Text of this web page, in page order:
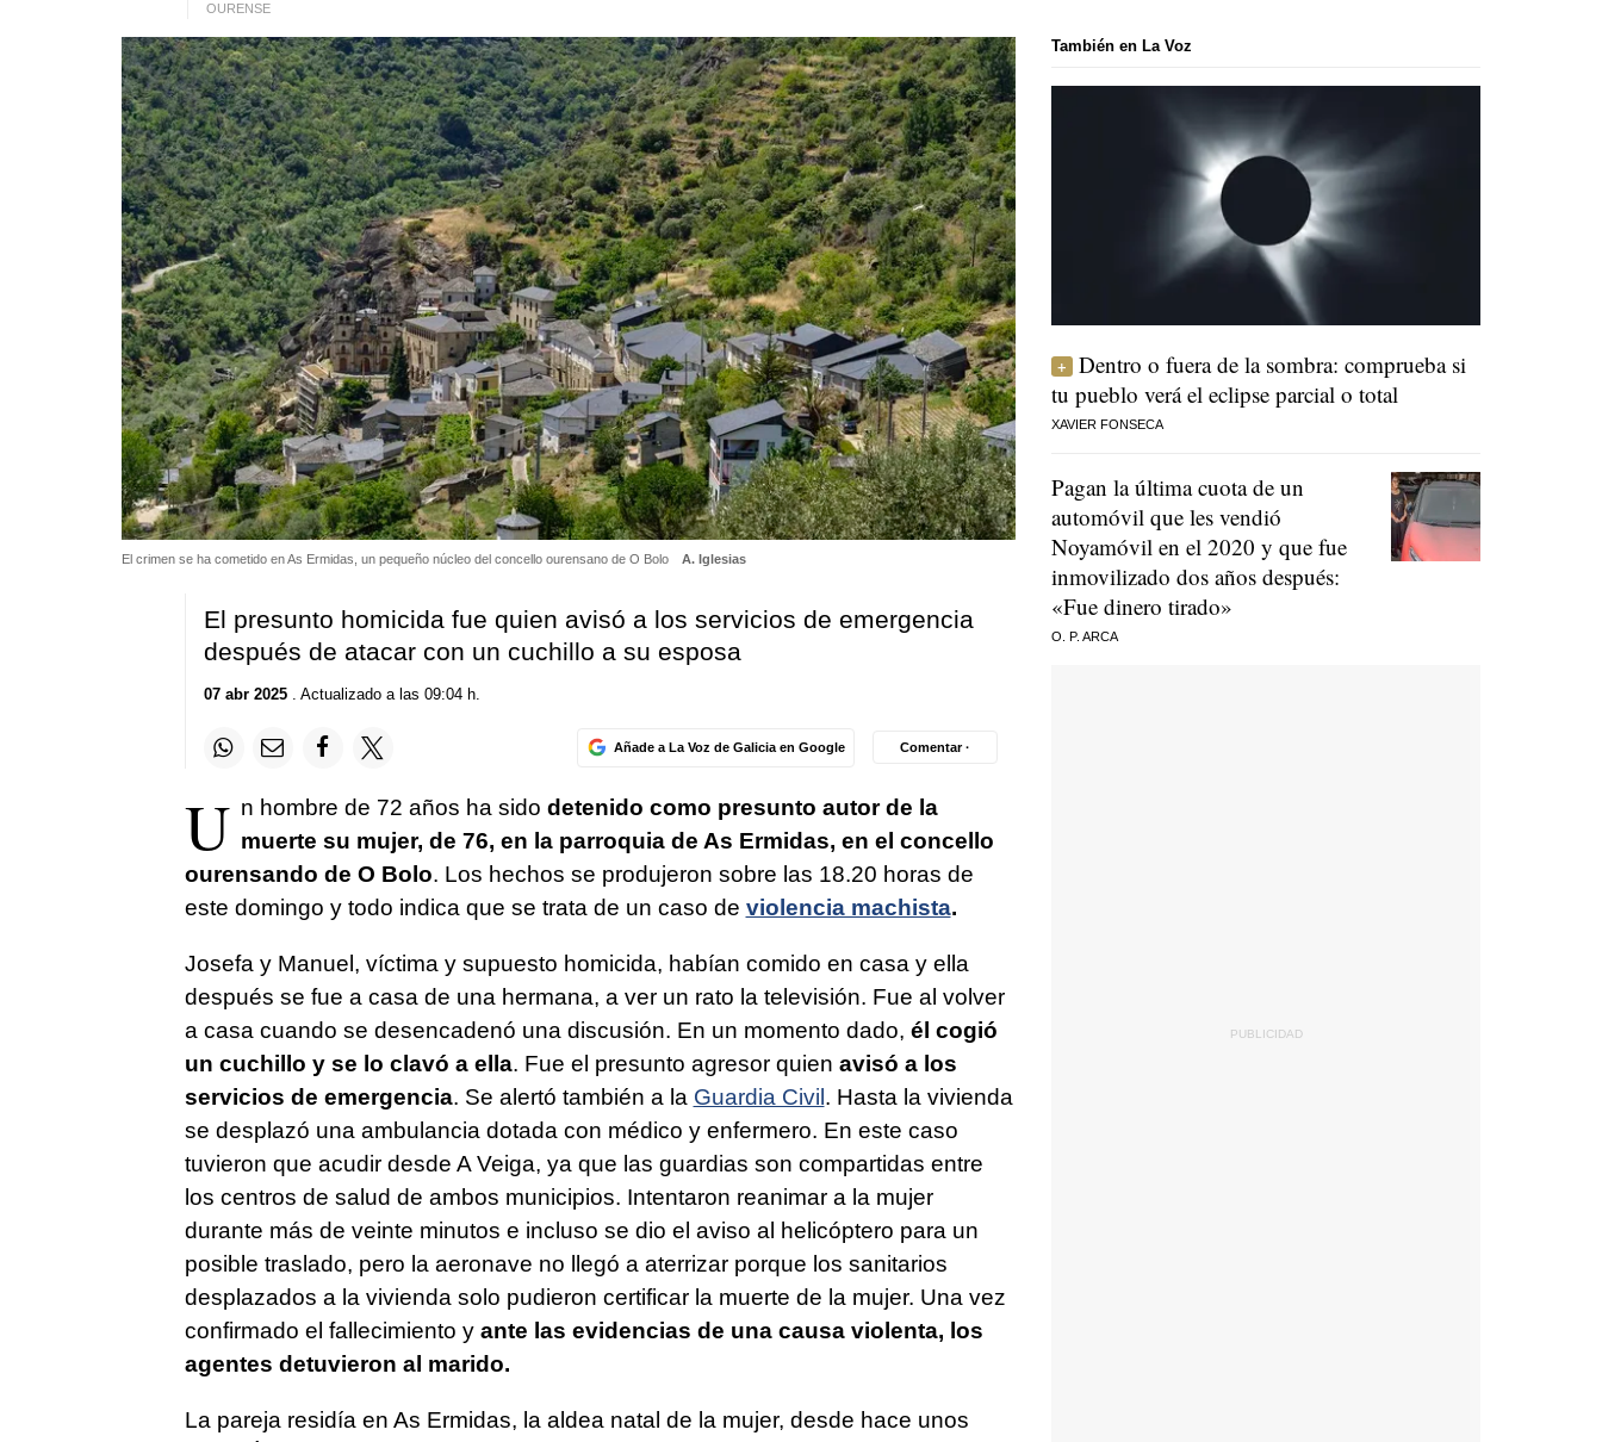
OURENSE
El crimen se ha cometido en As Ermidas, un pequeño núcleo del concello ourensano de O Bolo A. Iglesias
El presunto homicida fue quien avisó a los servicios de emergencia
después de atacar con un cuchillo a su esposa
07 abr 2025. Actualizado a las 09:04 h.
Añade a La Voz de Galicia en Google Comentar ·
U n hombre de 72 años ha sido detenido como presunto autor de la
muerte su mujer, de 76, en la parroquia de As Ermidas, en el concello
ourensando de O Bolo. Los hechos se produjeron sobre las 18.20 horas de
este domingo y todo indica que se trata de un caso de violencia machista.
Josefa y Manuel, víctima y supuesto homicida, habían comido en casa y ella
después se fue a casa de una hermana, a ver un rato la televisión. Fue al volver
a casa cuando se desencadenó una discusión. En un momento dado, él cogió
un cuchillo y se lo clavó a ella. Fue el presunto agresor quien avisó a los
servicios de emergencia. Se alertó también a la Guardia Civil. Hasta la vivienda
se desplazó una ambulancia dotada con médico y enfermero. En este caso
tuvieron que acudir desde A Veiga, ya que las guardias son compartidas entre
los centros de salud de ambos municipios. Intentaron reanimar a la mujer
durante más de veinte minutos e incluso se dio el aviso al helicóptero para un
posible traslado, pero la aeronave no llegó a aterrizar porque los sanitarios
desplazados a la vivienda solo pudieron certificar la muerte de la mujer. Una vez
confirmado el fallecimiento yante las evidencias de una causa violenta, los
agentes detuvieron al marido.
La pareja residía en As Ermidas, la aldea natal de la mujer, desde hace unos
También en La Voz
Dentro o fuera de la sombra: comprueba si
tu pueblo verá el eclipse parcial o total
XAVIER FONSECA
Pagan la última cuota de un
automóvil que les vendió
Noyamóvil en el 2020 y que fue
inmovilizado dos años después:
«Fue dinero tirado»
O. P. ARCA